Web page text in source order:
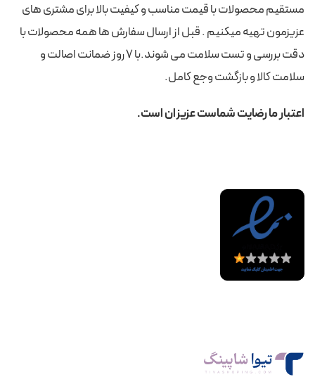
مستقیم محصولات با قیمت مناسب و کیفیت بالا برای مشتری های
عزیزمون تهیه میکنیم . قبل از ارسال سفارش ها همه محصولات با
دقت بررسی و تست سلامت می شوند.با 7 روز ضمانت اصالت و
سلامت کالا و بازگشت وجع کامل.
اعتبار ما رضایت شماست عزیزان است.